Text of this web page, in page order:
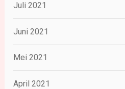
Juli 2021
Juni 2021
Mei 2021
April 2021